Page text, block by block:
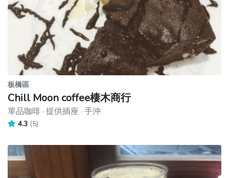
板橋區
Chill Moon coffee棲木商行
單品咖啡 · 提供插座 · 手沖
4.3 (5)